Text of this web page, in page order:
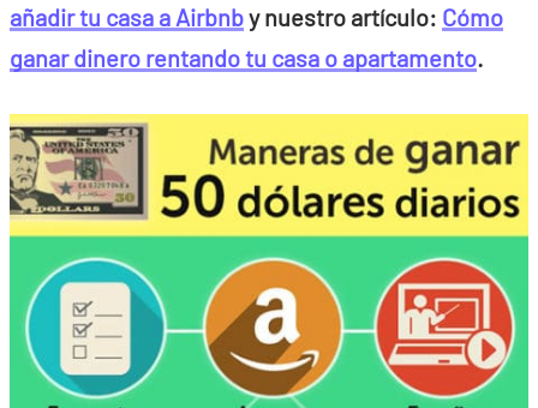
añadir tu casa a Airbnby nuestro artículo: Cómo
ganar dinero rentando tu casa o apartamento.